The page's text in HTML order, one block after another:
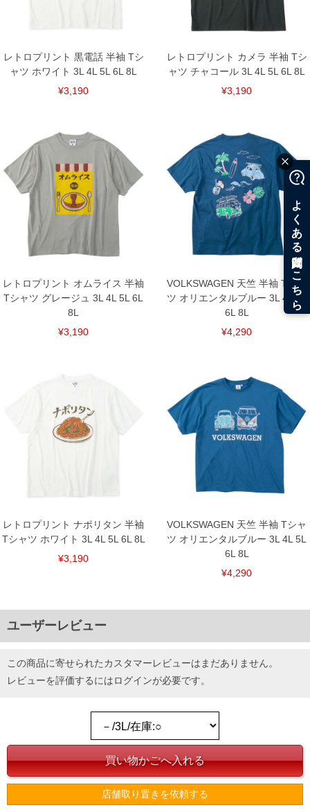
レトロプリント 黒電話 半袖 Tシ
ャツ ホワイト 3L 4L 5L 6L 8L
¥3,190
レトロプリント カメラ 半袖 Tシ
ャツ チャコール 3L 4L 5L 6L 8L
¥3,190
レトロプリント オムライス 半袖
Tシャツ グレージュ 3L 4L 5L 6L
8L
¥3,190
VOLKSWAGEN 天竺 半袖 Tシャ
ツ オリエンタルブルー 3L 4L 5L
6L 8L
¥4,290
レトロプリント ナポリタン 半袖
Tシャツ ホワイト 3L 4L 5L 6L 8L
¥3,190
VOLKSWAGEN 天竺 半袖 Tシャ
ツ オリエンタルブルー 3L 4L 5L
6L 8L
¥4,290
ユーザーレビュー
この商品に寄せられたカスタマーレビューはまだありません。
レビューを評価するにはログインが必要です。
店舗取り置きを依頼する